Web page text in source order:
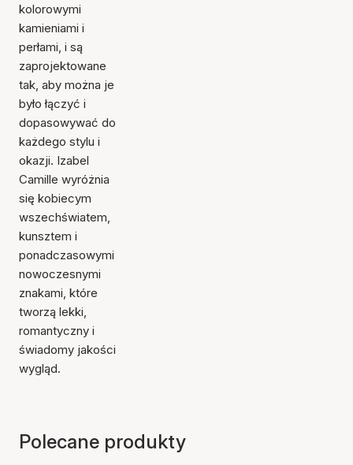
kolorowymi
kamieniami i
perłami, i są
zaprojektowane
tak, aby można je
było łączyć i
dopasowywać do
każdego stylu i
okazji. Izabel
Camille wyróżnia
się kobiecym
wszechświatem,
kunsztem i
ponadczasowymi
nowoczesnymi
znakami, które
tworzą lekki,
romantyczny i
świadomy jakości
wygląd.
Polecane produkty